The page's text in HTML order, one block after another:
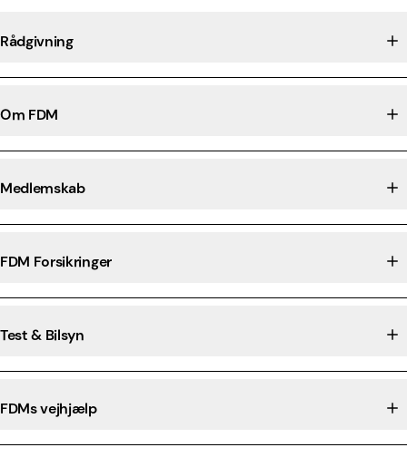
Rådgivning
Om FDM
Medlemskab
FDM Forsikringer
Test & Bilsyn
FDMs vejhjælp